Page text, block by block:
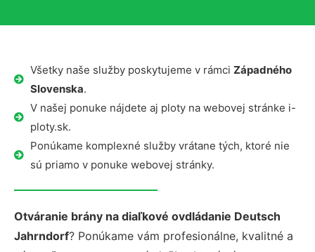
Všetky naše služby poskytujeme v rámci Západného
Slovenska.
V našej ponuke nájdete aj ploty na webovej stránke i-
ploty.sk.
Ponúkame komplexné služby vrátane tých, ktoré nie
sú priamo v ponuke webovej stránky.
Otváranie brány na diaľkové ovdládanie Deutsch
Jahrndorf? Ponúkame vám profesionálne, kvalitné a